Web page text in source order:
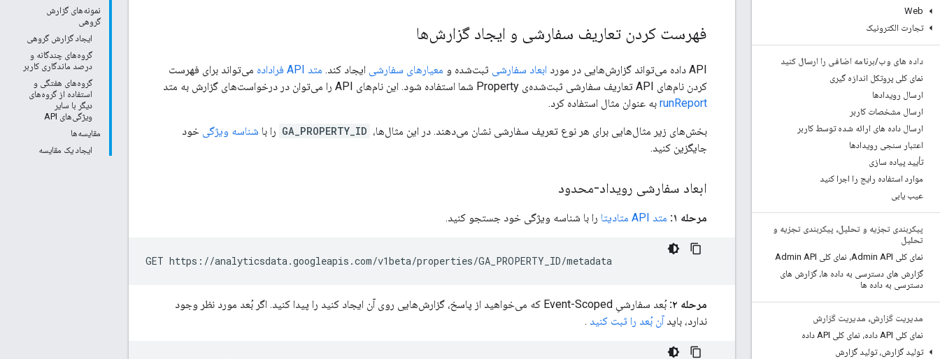
Web
تجارت الکترونیک
داده های وب/برنامه اضافی را ارسال کنید
نمای کلی پروتکل اندازه گیری
ارسال رویدادها
ارسال مشخصات کاربر
ارسال داده های ارائه شده توسط کاربر
اعتبار سنجی رویدادها
تأیید پیاده سازی
موارد استفاده رایج را اجرا کنید
عیب یابی
پیکربندی تجزیه و تحلیل، پیکربندی تجزیه و
تحلیل
نمای کلی Admin API، نمای کلی Admin API
گزارش های دسترسی به داده ها، گزارش های
دسترسی به داده ها
مدیریت گزارش، مدیریت گزارش
نمای کلی API داده، نمای کلی API داده
تولید گزارش، تولید گزارش
نمونه‌های گزارش
گروهی
ایجاد گزارش گروهی
گروه‌های چندگانه و
درصد ماندگاری کاربر
گروه‌های هفتگی و
استفاده از گروه‌های
دیگر با سایر
ویژگی‌های API
مقایسه‌ها
ایجاد یک مقایسه
فهرست کردن تعاریف سفارشی و ایجاد گزارش‌ها
API داده می‌تواند گزارش‌هایی در مورد ابعاد سفارشی ثبت‌شده و معیارهای سفارشی ایجاد کند. متد API فراداده
می‌تواند برای فهرست
کردن نام‌های API تعاریف سفارشی ثبت‌شده‌ی Property شما استفاده شود. این نام‌های API را می‌توان در درخواست‌های گزارش به متد
runReport به عنوان مثال استفاده کرد.
بخش‌های زیر مثال‌هایی برای هر نوع تعریف سفارشی نشان می‌دهند. در این مثال‌ها، GA_PROPERTY_ID را با شناسه ویژگی خود
جایگزین کنید.
ابعاد سفارشی رویداد-محدود
مرحله ۱: متد API متادیتا را با شناسه ویژگی خود جستجو کنید.
مرحله ۲:
بُعد سفارشیِ Event-Scoped که می‌خواهید از پاسخ، گزارش‌هایی روی آن ایجاد کنید را پیدا کنید. اگر بُعد مورد نظر وجود
ندارد، بایدآن بُعد را ثبت کنید .